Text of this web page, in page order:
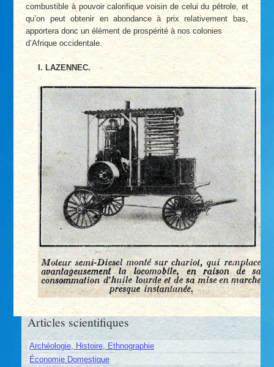
combustible à pouvoir calorifique voisin de celui du pétrole, et
qu’on peut obtenir en abondance à prix relativement bas,
apportera donc un élément de prospérité à nos colonies
d’Afrique occidentale.
I. LAZENNEC.
Articles scientifiques
Archéologie, Histoire, Ethnographie
Économie Domestique